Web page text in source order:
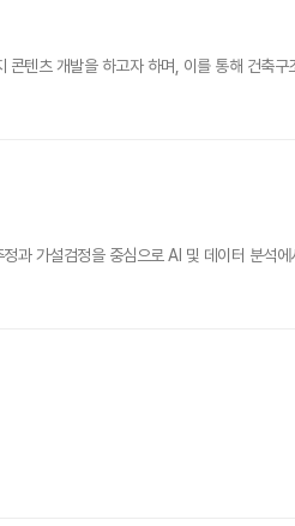
텐츠 개발을 하고자 하며, 이를 통해 건축구
과 가설검정을 중심으로 AI 및 데이터 분석